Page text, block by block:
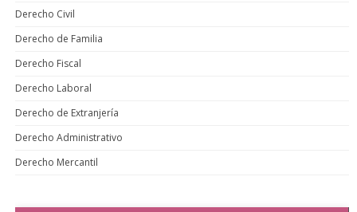
Derecho Civil
Derecho de Familia
Derecho Fiscal
Derecho Laboral
Derecho de Extranjería
Derecho Administrativo
Derecho Mercantil